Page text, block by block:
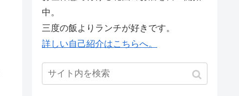
中。
三度の飯よりランチが好きです。
詳しい自己紹介はこちらへ。